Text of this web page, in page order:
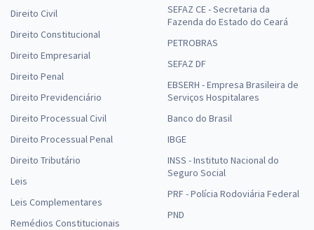
Direito Civil
Direito Constitucional
Direito Empresarial
Direito Penal
Direito Previdenciário
Direito Processual Civil
Direito Processual Penal
Direito Tributário
Leis
Leis Complementares
Remédios Constitucionais
SEFAZ CE - Secretaria da
Fazenda do Estado do Ceará
PETROBRAS
SEFAZ DF
EBSERH - Empresa Brasileira de
Serviços Hospitalares
Banco do Brasil
IBGE
INSS - Instituto Nacional do
Seguro Social
PRF - Polícia Rodoviária Federal
PND